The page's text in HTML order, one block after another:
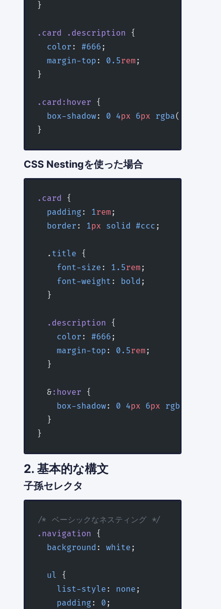
}
.card .description {
  color
: #666 ;
  margin-top
: 0.5rem ;
}
.card:hover {
  box-shadow
: 0 4px 6px rgba(
}
CSS Nestingを使った場合
.card {
  padding
: 1rem ;
  border
: 1px solid #ccc ;
  .
title {
    font-size
: 1.5rem ;
    font-weight
: bold ;
  }
  .description
{
    color
: #666 ;
    margin-top
: 0.5rem ;
  }
  &
:hover {
    box-shadow
: 0 4px 6px rgba
  }
}
2. 基本的な構文
子孫セレクタ
/* ベーシックなネスティング */
.navigation {
  background
: white ;
  ul
{
    list-style
: none ;
    padding
: 0 ;